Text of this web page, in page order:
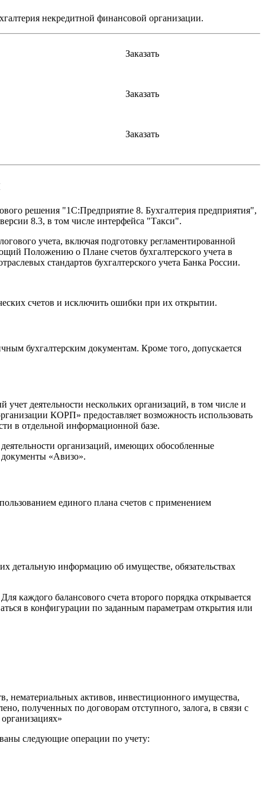
некредитной финансовой организации.
Заказать
Заказать
Заказать
решения "1С:Предприятие 8. Бухгалтерия предприятия",
8.3, в том числе интерфейса "Такси".
учета, включая подготовку регламентированной
Положению о Плане счетов бухгалтерского учета в
стандартов бухгалтерского учета Банка России.
счетов и исключить ошибки при их открытии.
бухгалтерским документам. Кроме того, допускается
деятельности нескольких организаций, в том числе и
КОРП» предоставляет возможность использовать
в отдельной информационной базе.
организаций, имеющих обособленные
«Авизо».
единого плана счетов с применением
детальную информацию об имуществе, обязательствах
каждого балансового счета второго порядка открывается
в конфигурации по заданным параметрам открытия или
нематериальных активов, инвестиционного имущества,
полученных по договорам отступного, залога, в связи с
следующие операции по учету: